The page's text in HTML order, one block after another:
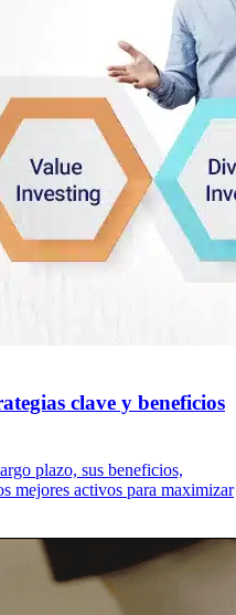
clave y beneficios
plazo, sus beneficios,
mejores activos para maximizar